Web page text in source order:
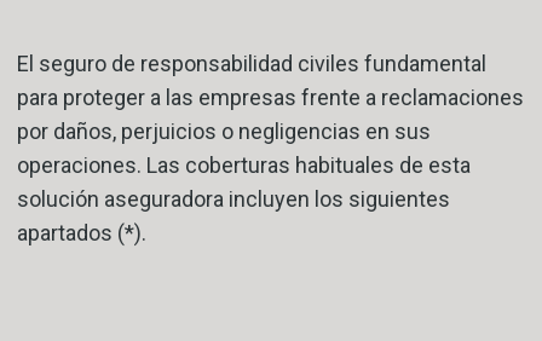
El seguro de responsabilidad civiles fundamental
para proteger a las empresas frente a reclamaciones
por daños, perjuicios o negligencias en sus
operaciones. Las coberturas habituales de esta
solución aseguradora incluyen los siguientes
apartados (*).